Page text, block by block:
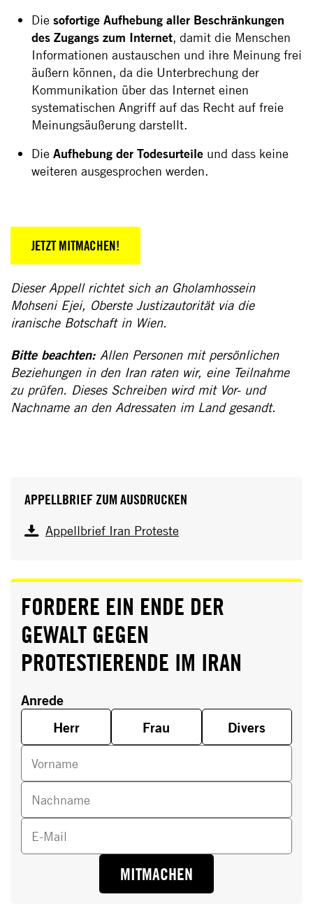
Die sofortige Aufhebung aller Beschränkungen
des Zugangs zum Internet, damit die Menschen
Informationen austauschen und ihre Meinung frei
äußern können, da die Unterbrechung der
Kommunikation über das Internet einen
systematischen Angriff auf das Recht auf freie
Meinungsäußerung darstellt.
Die Aufhebung der Todesurteile und dass keine
weiteren ausgesprochen werden.
JETZT MITMACHEN!
Dieser Appell richtet sich an Gholamhossein
Mohseni Ejei, Oberste Justizautorität via die
iranische Botschaft in Wien.
Bitte beachten: Allen Personen mit persönlichen
Beziehungen in den Iran raten wir, eine Teilnahme
zu prüfen. Dieses Schreiben wird mit Vor- und
Nachname an den Adressaten im Land gesandt.
APPELLBRIEF ZUM AUSDRUCKEN
Appellbrief Iran Proteste
FORDERE EIN ENDE DER
GEWALT GEGEN
PROTESTIERENDE IM IRAN
Anrede
Herr
Frau Divers
Vorname
Nachname
E-Mail
MITMACHEN